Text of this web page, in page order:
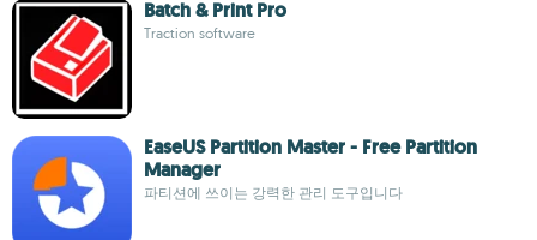
Batch & Print Pro
Traction software
EaseUS Partition Master - Free Partition
Manager
파티션에 쓰이는 강력한 관리 도구입니다